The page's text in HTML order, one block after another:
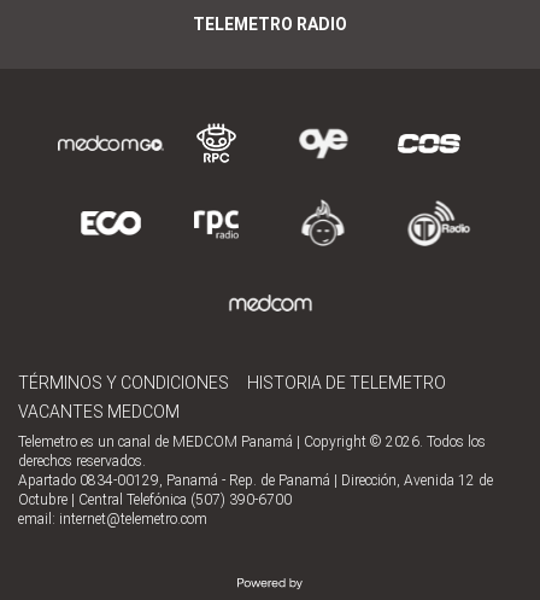
TELEMETRO RADIO
TÉRMINOS Y CONDICIONES
HISTORIA DE TELEMETRO
VACANTES MEDCOM
Telemetro es un canal de MEDCOM Panamá | Copyright © 2026. Todos los
derechos reservados.
Apartado 0834-00129, Panamá - Rep. de Panamá | Dirección, Avenida 12 de
Octubre | Central Telefónica (507) 390-6700
email: internet@telemetro.com